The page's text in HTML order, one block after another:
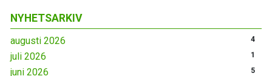
NYHETSARKIV
augusti 2026 4
juli 2026 1
juni 2026 5